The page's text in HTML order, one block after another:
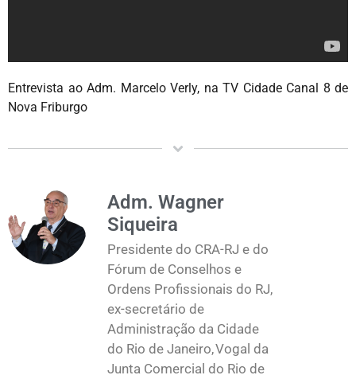
Entrevista ao Adm. Marcelo Verly, na TV Cidade Canal 8 de
Nova Friburgo
Adm. Wagner
Siqueira
Presidente do CRA-RJ e do
Fórum de Conselhos e
Ordens Profissionais do RJ,
ex-secretário de
Administração da Cidade
do Rio de Janeiro, Vogal da
Junta Comercial do Rio de